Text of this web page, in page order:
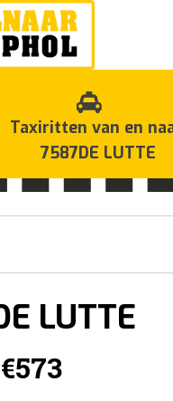
Taxiritten van en
7587DE LUTTE
LUTTE
€573